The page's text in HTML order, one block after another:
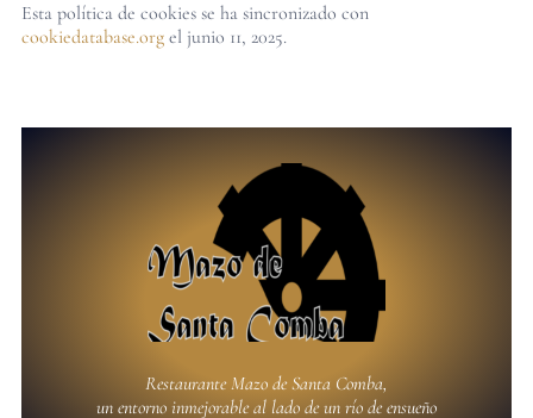
Esta política de cookies se ha sincronizado con
cookiedatabase.org el junio 11, 2025.
Restaurante Mazo de Santa Comba,
un entorno inmejorable al lado de un río de ensueño